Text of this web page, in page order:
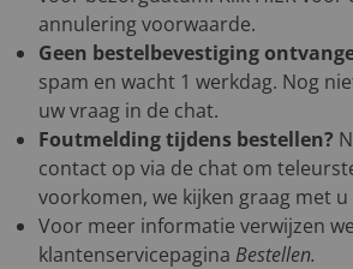
annulering voorwaarde.
Geen bestelbevestiging
spam en wacht 1 werkdag. Nog
uw vraag in de chat.
Foutmelding tijdens bestellen?
contact op via de chat om
voorkomen, we kijken graag met u
Voor meer informatie verwijzen
klantenservicepagina Bestellen.